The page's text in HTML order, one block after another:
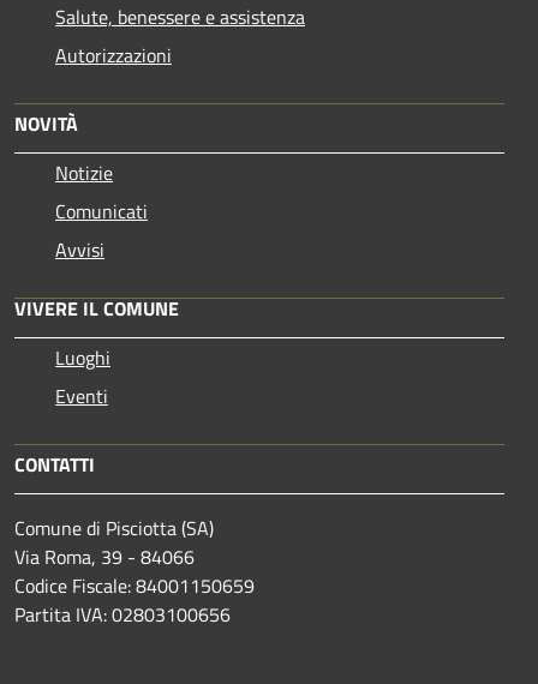
Salute, benessere e assistenza
Autorizzazioni
NOVITÀ
Notizie
Comunicati
Avvisi
VIVERE IL COMUNE
Luoghi
Eventi
CONTATTI
Comune di Pisciotta (SA)
Via Roma, 39 - 84066
Codice Fiscale: 84001150659
Partita IVA: 02803100656